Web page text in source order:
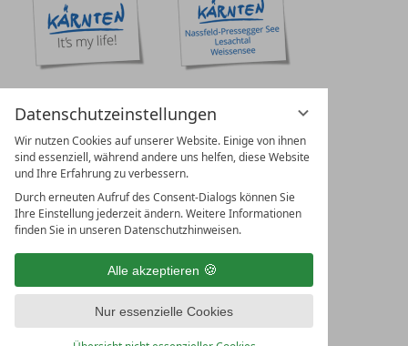
Datenschutzeinstellungen
Wir nutzen Cookies auf unserer Website. Einige von ihnen
sind essenziell, während andere uns helfen, diese Website
und Ihre Erfahrung zu verbessern.
Durch erneuten Aufruf des Consent-Dialogs können Sie
Ihre Einstellung jederzeit ändern. Weitere Informationen
finden Sie in unseren Datenschutzhinweisen.
Alle akzeptieren
Nur essenzielle Cookies